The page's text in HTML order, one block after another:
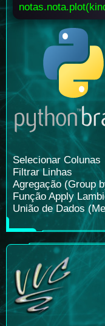
Selecionar Colunas
Filtrar Linhas
Agregação (Group
Função Apply
União de Dados